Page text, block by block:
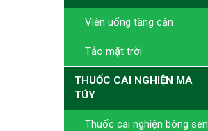
Viên uống tăng cân
Tảo mặt trời
THUỐC CAI NGHIỆN MA
TÚY
Thuốc cai nghiện bông sen